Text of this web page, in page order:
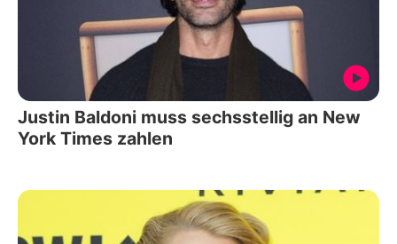
Justin Baldoni muss sechsstellig an New
York Times zahlen